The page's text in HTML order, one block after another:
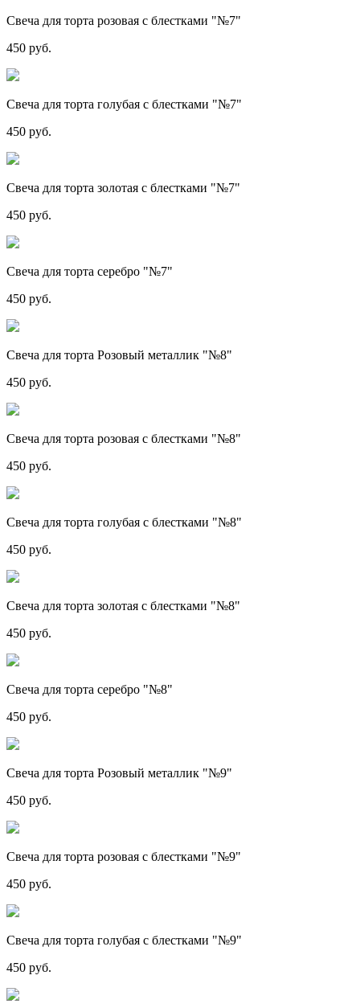
Свеча для торта розовая с блестками "№7"
450 руб.
Свеча для торта голубая с блестками "№7"
450 руб.
Свеча для торта золотая с блестками "№7"
450 руб.
Свеча для торта серебро "№7"
450 руб.
Свеча для торта Розовый металлик "№8"
450 руб.
Свеча для торта розовая с блестками "№8"
450 руб.
Свеча для торта голубая с блестками "№8"
450 руб.
Свеча для торта золотая с блестками "№8"
450 руб.
Свеча для торта серебро "№8"
450 руб.
Свеча для торта Розовый металлик "№9"
450 руб.
Свеча для торта розовая с блестками "№9"
450 руб.
Свеча для торта голубая с блестками "№9"
450 руб.